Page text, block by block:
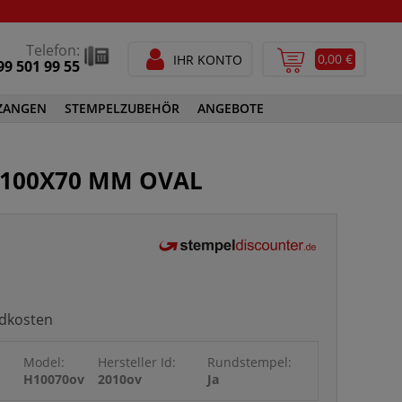
Telefon:
501 99 55
IHR KONTO 0,00 €
STEMPELZUBEHÖR
SPEZIALSTEMPELFARBEN
ANGEBOTE
MM OVAL
Model:
H10070ov
Hersteller Id:
2010ov
Rundstempel:
Ja